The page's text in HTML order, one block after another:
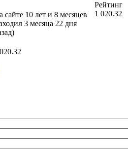
сайте 10 лет и 8 месяцев
3 месяца 22 дня
Рейтинг
1 020.32